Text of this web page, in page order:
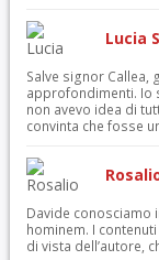
Lucia
Salve signor Callea,
approfondimenti. Io
non avevo idea di
convinta che fosse
Davide conosciamo
hominem. I
di vista dell’autore,